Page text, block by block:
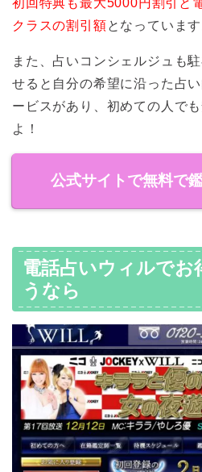
初回特典も最大5000円割引と
クラスの割引額となっています
また、占いコンシェルジュも
せると自分の希望に沿った占
ービスがあり、初めての人で
よ！
公式サイトで無料で
電話占いウィルでお
うなら